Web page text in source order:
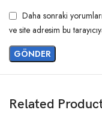
Daha sonraki
ve site adresim bu
Related